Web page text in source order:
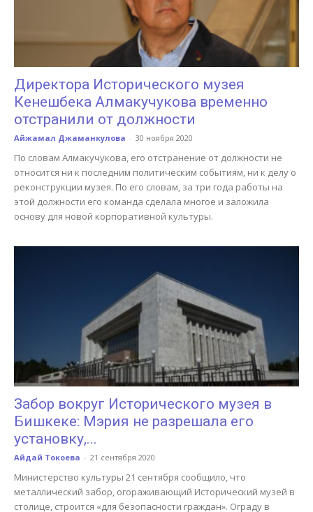
Директора Исторического музея
Кенешбека Алмакучукова временно
отстранили от должности
Айжамал Джаманкулова - 30 ноября 2020
По словам Алмакучукова, его отстранение от должности не
относится ни к последним политическим событиям, ни к делу о
реконструкции музея. По его словам, за три года работы на
этой должности его команда сделала многое и заложила
основу для новой корпоративной культуры.
Забор вокруг Исторического музея в
Бишкеке: Мэрия не разрешала его
установку,...
Айдай Токоева - 21 сентября 2020
Министерство культуры 21 сентября сообщило, что
металлический забор, огораживающий Исторический музей в
столице, строится «для безопасности граждан». Ограду в